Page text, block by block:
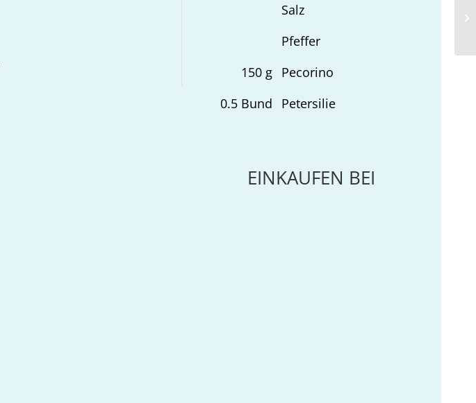
Salz
Pfeffer
150g Pecorino
0.5Bund Petersilie
EINKAUFEN BEI